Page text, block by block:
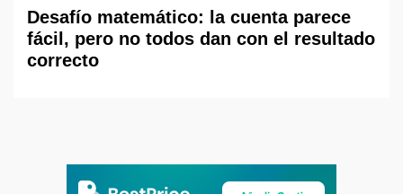
Desafío matemático: la cuenta parece
fácil, pero no todos dan con el resultado
correcto